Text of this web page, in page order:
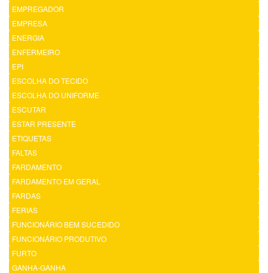
EMPREGADOR
EMPRESA
ENERGIA
ENFERMEIRO
EPI
ESCOLHA DO TECIDO
ESCOLHA DO UNIFORME
ESCUTAR
ESTAR PRESENTE
ETIQUETAS
FALTAS
FARDAMENTO
FARDAMENTO EM GERAL
FARDAS
FERIAS
FUNCIONÁRIO BEM SUCEDIDO
FUNCIONÁRIO PRODUTIVO
FURTO
GANHA-GANHA